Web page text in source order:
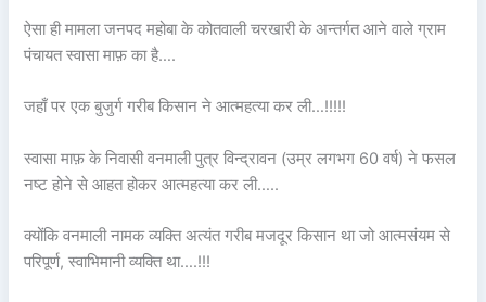
ऐसा ही मामला जनपद महोबा के कोतवाली चरखारी के अन्तर्गत आने वाले ग्राम
पंचायत स्वासा माफ़ का है….
जहाँ पर एक बुजुर्ग गरीब किसान ने आत्महत्या कर ली…!!!!!
स्वासा माफ़ के निवासी वनमाली पुत्र विन्द्रावन (उम्र लगभग 60 वर्ष) ने फसल
नष्ट होने से आहत होकर आत्महत्या कर ली…..
क्योंकि वनमाली नामक व्यक्ति अत्यंत गरीब मजदूर किसान था जो आत्मसंयम से
परिपूर्ण, स्वाभिमानी व्यक्ति था….!!!